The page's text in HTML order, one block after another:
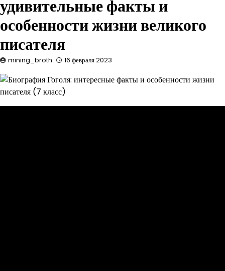
удивительные факты и
особенности жизни великого
писателя
mining_broth 16 февраля 2023